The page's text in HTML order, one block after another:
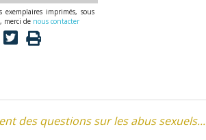
exemplaires imprimés, sous
merci de nous contacter
des questions sur les abus sexuels...